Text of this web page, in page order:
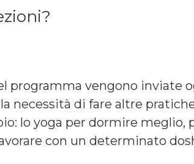
programma vengono inviate
necessità di fare altre
lo yoga per dormire meglio,
con un determinato